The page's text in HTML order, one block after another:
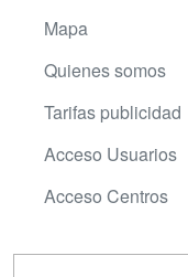
Mapa
Quienes somos
Tarifas publicidad
Acceso Usuarios
Acceso Centros
Contactar